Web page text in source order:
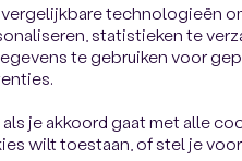
technologieën
statistieken te
te gebruiken voor
je akkoord gaat met alle
wilt toestaan, of stel je